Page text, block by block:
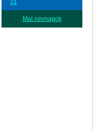
31
Mai névnapok